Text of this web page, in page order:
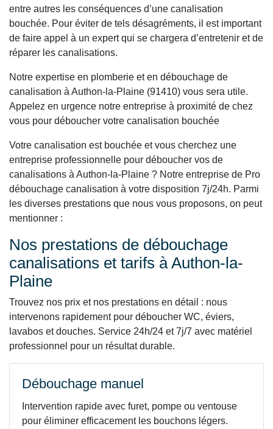
entre autres les conséquences d’une canalisation
bouchée. Pour éviter de tels désagréments, il est important
de faire appel à un expert qui se chargera d’entretenir et de
réparer les canalisations.
Notre expertise en plomberie et en débouchage de
canalisation à Authon-la-Plaine (91410) vous sera utile.
Appelez en urgence notre entreprise à proximité de chez
vous pour déboucher votre canalisation bouchée
Votre canalisation est bouchée et vous cherchez une
entreprise professionnelle pour déboucher vos de
canalisations à Authon-la-Plaine ? Notre entreprise de Pro
débouchage canalisation à votre disposition 7j/24h. Parmi
les diverses prestations que nous vous proposons, on peut
mentionner :
Nos prestations de débouchage
canalisations et tarifs à Authon-la-
Plaine
Trouvez nos prix et nos prestations en détail : nous
intervenons rapidement pour déboucher WC, éviers,
lavabos et douches. Service 24h/24 et 7j/7 avec matériel
professionnel pour un résultat durable.
Débouchage manuel
Intervention rapide avec furet, pompe ou ventouse
pour éliminer efficacement les bouchons légers.